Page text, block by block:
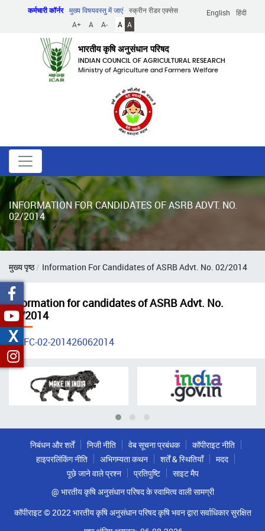
English हिंदी
कर्मचारी कॉर्नर मुख्य विषयवस्तु में जाएं
स्क्रीन रीडर एक्सेस
A+
A A- A A
भारतीय कृषि अनुसंधान परिषद
INDIAN COUNCIL OF AGRICULTURAL RESEARCH
Ministry of Agriculture and Farmers Welfare
INFORMATION FOR CANDIDATES OF ASRB ADVT. NO.
02/2014
पग
चिन्ह
मुख्य पृष्ठ Information For Candidates of ASRB Advt. No. 02/2014
Information for candidates of ASRB Advt. No.
02/2014
IFC-02-201426062014
निबंधन और शर्तें निजी नीति वेब सूचना प्रबंधक
कॉपीराइट नीति
हाइपरलिंकिंग नीति
अभिगम्यता कथन शर्तें & स्थितियाँ
मदद
पूछे जाने वाले प्रश्न
प्रतिपुष्टि
साइट मैप
@ भारतीय कृषि अनुसंधान परिषद के स्वामित्व वाली सामग्री
कॉपीराइट © 2022 भारतीय कृषि अनुसंधान परिषद कृषि भवन द्वारा सर्वाधिकार सुरक्षित
X